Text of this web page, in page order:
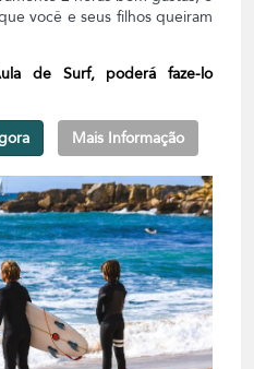
você e seus filhos queiram
de Surf, poderá faze-lo
Mais Informação